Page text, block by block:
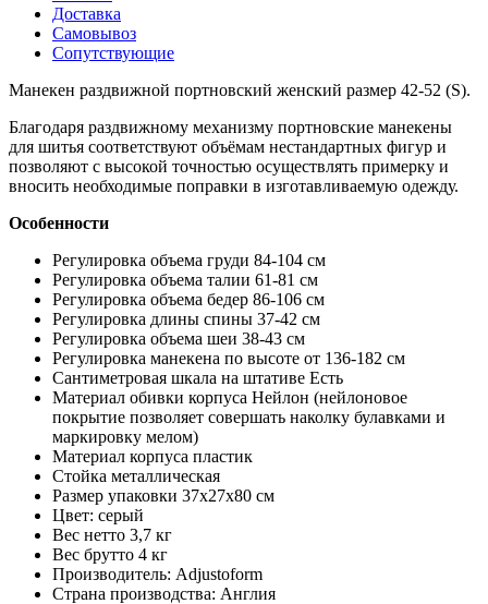
Доставка
Самовывоз
Сопутствующие
Манекен раздвижной портновский женский размер 42-52 (S).
Благодаря раздвижному механизму портновские манекены
для шитья соответствуют объёмам нестандартных фигур и
позволяют с высокой точностью осуществлять примерку и
вносить необходимые поправки в изготавливаемую одежду.
Особенности
Регулировка объема груди 84-104 см
Регулировка объема талии 61-81 см
Регулировка объема бедер 86-106 см
Регулировка длины спины 37-42 см
Регулировка объема шеи 38-43 см
Регулировка манекена по высоте от 136-182 см
Сантиметровая шкала на штативе Есть
Материал обивки корпуса Нейлон (нейлоновое
покрытие позволяет совершать наколку булавками и
маркировку мелом)
Материал корпуса пластик
Стойка металлическая
Размер упаковки 37х27х80 см
Цвет: серый
Вес нетто 3,7 кг
Вес брутто 4 кг
Производитель: Adjustoform
Страна производства: Англия